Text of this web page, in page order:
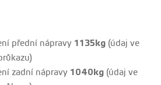
přední nápravy 1135kg (údaj ve
zadní nápravy 1040kg (údaj ve